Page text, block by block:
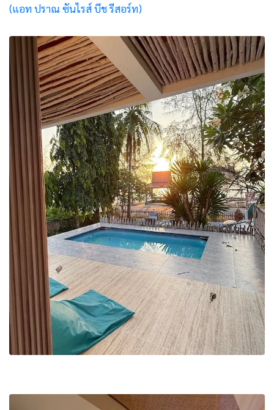
(แอท ปราณ ซันไรส์ บีช รีสอร์ท)